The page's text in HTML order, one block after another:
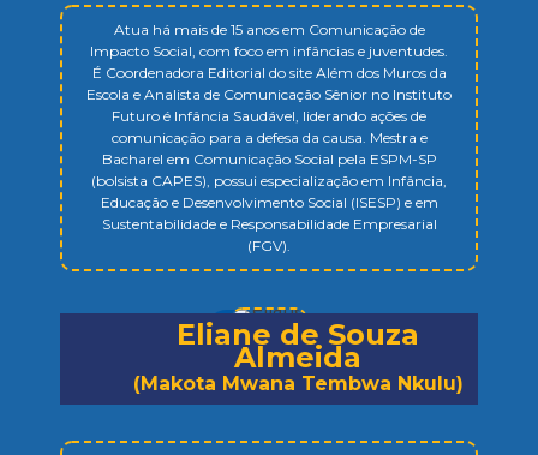
Atua há mais de 15 anos em Comunicação de
Impacto Social, com foco em infâncias e juventudes.
É Coordenadora Editorial do site Além dos Muros da
Escola e Analista de Comunicação Sênior no Instituto
Futuro é Infância Saudável, liderando ações de
comunicação para a defesa da causa. Mestra e
Bacharel em Comunicação Social pela ESPM-SP
(bolsista CAPES), possui especialização em Infância,
Educação e Desenvolvimento Social (ISESP) e em
Sustentabilidade e Responsabilidade Empresarial
(FGV).
Eliane de Souza
Almeida
(Makota Mwana Tembwa Nkulu)